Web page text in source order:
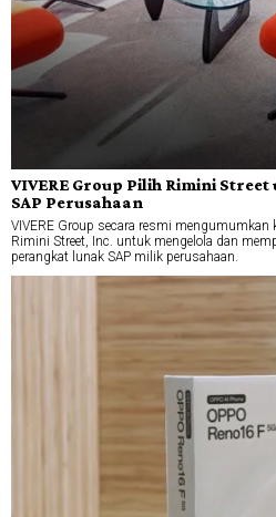
VIVERE Group Pilih Rimini
SAP Perusahaan
VIVERE Group secara resmi
Rimini Street, Inc. untuk mengelola dan
perangkat lunak SAP milik perusahaan.